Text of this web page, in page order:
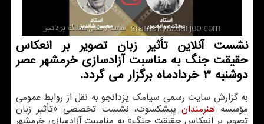
نشست آنلاین تأثیر زبان تصویر بر انعکاس
حقیقت جنگ به مناسبت آزادسازی خرمشهر عصر
دوشنبه ۳ خردادماه برگزار می گردد.
به گزارش سایت رسمی سیامک یزدانجو به نقل از روابط عمومی
مؤسسه هنرمندان پیشکسوت، نشست تخصصی «تأثیر زبان
تصویر بر انعکاس حقیقت جنگ» به مناسبت آزادسازی خرمشهر